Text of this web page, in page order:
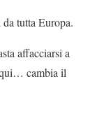
tutta Europa.
affacciarsi a
qui… cambia il